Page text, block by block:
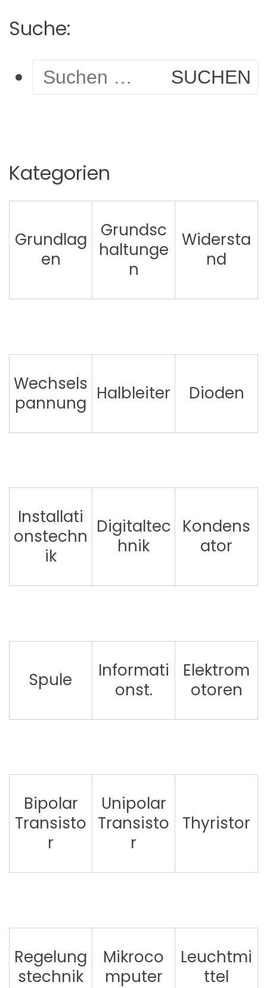
Suche:
Suchen
nach:
Kategorien
Grundlag
en
Grundsc
haltunge
n
Widersta
nd
Wechsels
pannung Halbleiter Dioden
Installati
onstechn
ik
Digitaltec
hnik
Kondens
ator
Spule
Informati
onst.
Elektrom
otoren
Bipolar
Transisto
r
Unipolar
Transisto
r
Thyristor
Regelung
stechnik
Mikroco
mputer
Leuchtmi
ttel